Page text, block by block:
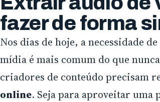
fazer de forma
Nos dias de hoje, a necessidade
mídia é mais comum do que
criadores de conteúdo precisam
online. Seja para aproveitar uma